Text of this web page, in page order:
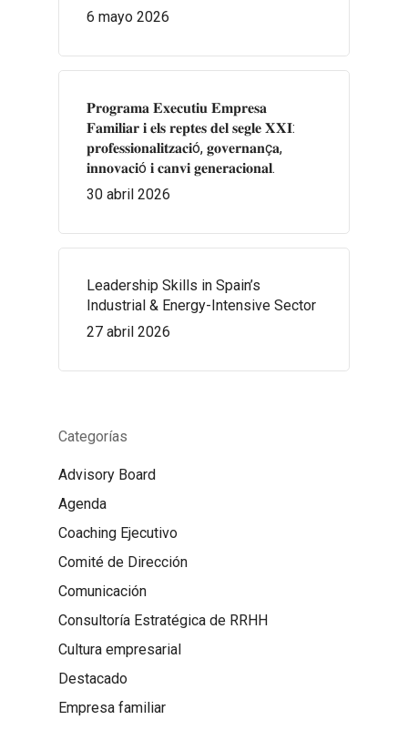
6 mayo 2026
𝐏𝐫𝐨𝐠𝐫𝐚𝐦𝐚 𝐄𝐱𝐞𝐜𝐮𝐭𝐢𝐮 𝐄𝐦𝐩𝐫𝐞𝐬𝐚
𝐅𝐚𝐦𝐢𝐥𝐢𝐚𝐫 𝐢 𝐞𝐥𝐬 𝐫𝐞𝐩𝐭𝐞𝐬 𝐝𝐞𝐥 𝐬𝐞𝐠𝐥𝐞 𝐗𝐗𝐈:
𝐩𝐫𝐨𝐟𝐞𝐬𝐬𝐢𝐨𝐧𝐚𝐥𝐢𝐭𝐳𝐚𝐜𝐢ó, 𝐠𝐨𝐯𝐞𝐫𝐧𝐚𝐧ç𝐚,
𝐢𝐧𝐧𝐨𝐯𝐚𝐜𝐢ó 𝐢 𝐜𝐚𝐧𝐯𝐢 𝐠𝐞𝐧𝐞𝐫𝐚𝐜𝐢𝐨𝐧𝐚𝐥.
30 abril 2026
Leadership Skills in Spain’s
Industrial & Energy-Intensive Sector
27 abril 2026
Categorías
Advisory Board
Agenda
Coaching Ejecutivo
Comité de Dirección
Comunicación
Consultoría Estratégica de RRHH
Cultura empresarial
Destacado
Empresa familiar